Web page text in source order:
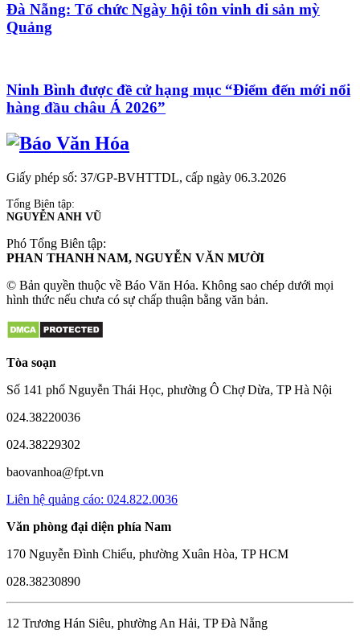
Đà Nẵng: Tổ chức Ngày hội tôn vinh di sản mỳ
Quảng
Ninh Bình được đề cử hạng mục “Điểm đến mới nổi
hàng đầu châu Á 2026”
Giấy phép số: 37/GP-BVHTTDL, cấp ngày 06.3.2026
Tổng Biên tập:
NGUYỄN ANH VŨ
Phó Tổng Biên tập:
PHAN THANH NAM, NGUYỄN VĂN MƯỜI
© Bản quyền thuộc về Báo Văn Hóa. Không sao chép dưới mọi
hình thức nếu chưa có sự chấp thuận bằng văn bản.
Tòa soạn
Số 141 phố Nguyễn Thái Học, phường Ô Chợ Dừa, TP Hà Nội
024.38220036
024.38229302
baovanhoa@fpt.vn
Liên hệ quảng cáo: 024.822.0036
Văn phòng đại diện phía Nam
170 Nguyễn Đình Chiểu, phường Xuân Hòa, TP HCM
028.38230890
12 Trương Hán Siêu, phường An Hải, TP Đà Nẵng